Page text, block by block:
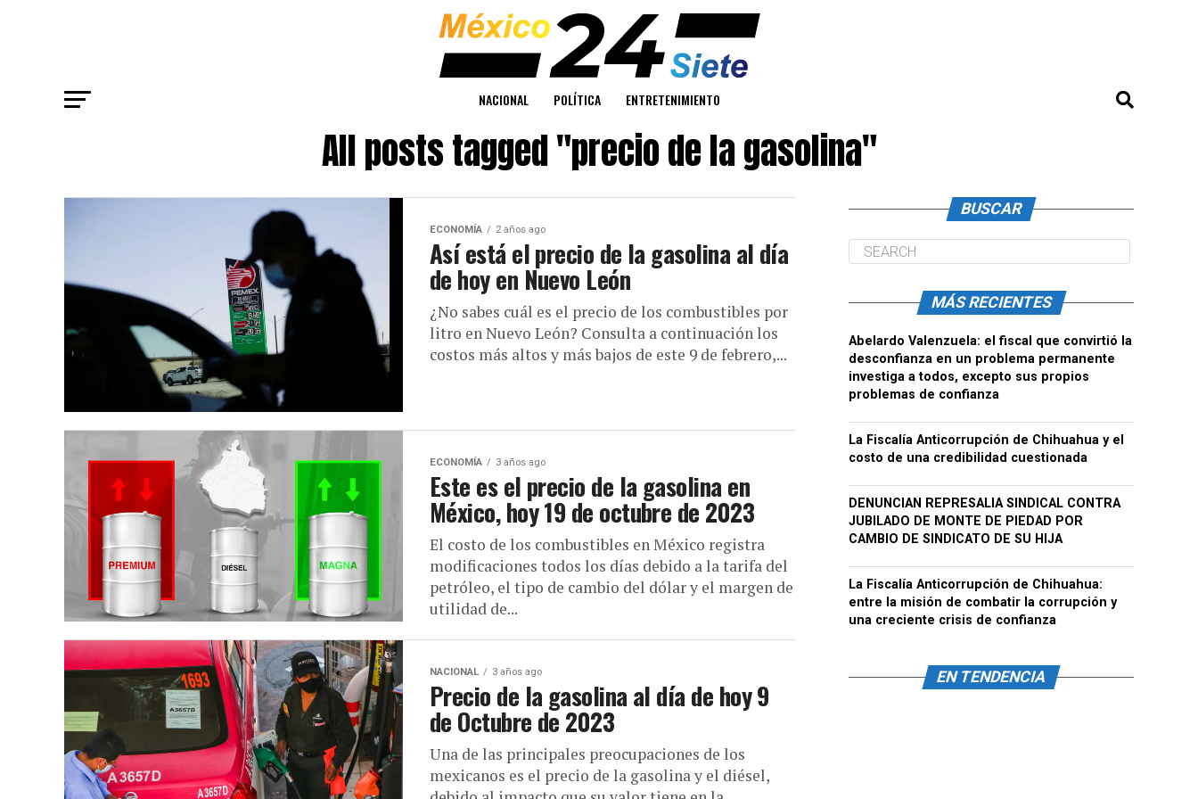
NACIONAL POLÍTICA ENTRETENIMIENTO
All posts tagged "precio de la gasolina"
ECONOMÍA 2 años ago
Así está el precio de la gasolina al día
de hoy en Nuevo León
¿No sabes cuál es el precio de los combustibles por
litro en Nuevo León? Consulta a continuación los
costos más altos y más bajos de este 9 de febrero,...
ECONOMÍA 3 años ago
Este es el precio de la gasolina en
México, hoy 19 de octubre de 2023
El costo de los combustibles en México registra
modificaciones todos los días debido a la tarifa del
petróleo, el tipo de cambio del dólar y el margen de
utilidad de...
NACIONAL 3 años ago
Precio de la gasolina al día de hoy 9
de Octubre de 2023
Una de las principales preocupaciones de los
mexicanos es el precio de la gasolina y el diésel,
BUSCAR
MÁS RECIENTES
Abelardo Valenzuela: el fiscal que convirtió la
desconfianza en un problema permanente
investiga a todos, excepto sus propios
problemas de confianza
La Fiscalía Anticorrupción de Chihuahua y el
costo de una credibilidad cuestionada
DENUNCIAN REPRESALIA SINDICAL CONTRA
JUBILADO DE MONTE DE PIEDAD POR
CAMBIO DE SINDICATO DE SU HIJA
La Fiscalía Anticorrupción de Chihuahua:
entre la misión de combatir la corrupción y
una creciente crisis de confianza
EN TENDENCIA